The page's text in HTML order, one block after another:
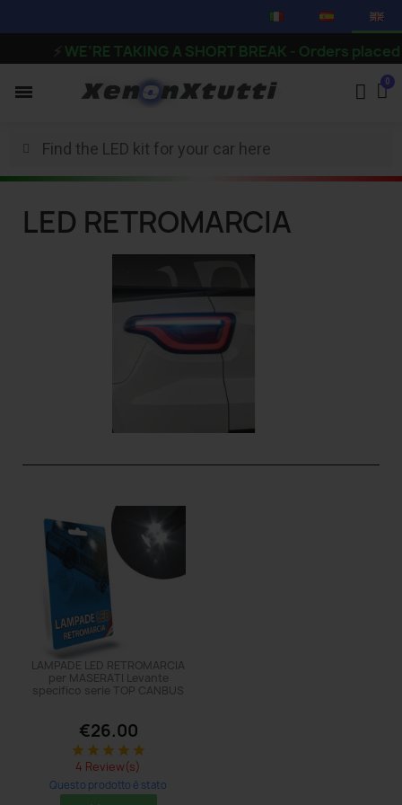
WE’RE TAKING A SHORT BREAK - Orders
LED RETROMARCIA
LAMPADE LED RETROMARCIA
per MASERATI Levante
specifico serie TOP CANBUS
€26.00
star star star star star
4 Review(s)
Questo prodotto è stato